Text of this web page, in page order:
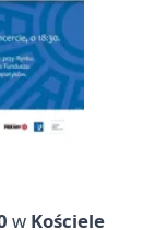
w Kościele